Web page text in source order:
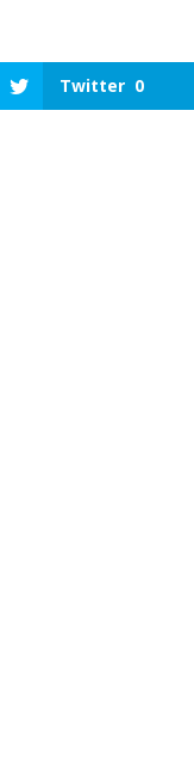
Twitter 0